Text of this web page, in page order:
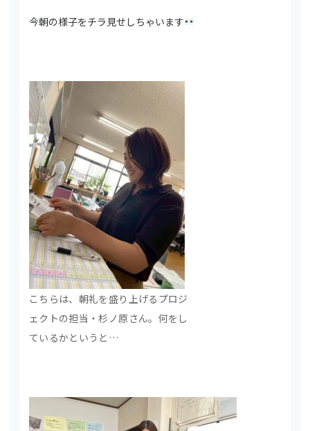
今朝の様子をチラ見せしちゃいます
こちらは、朝礼を盛り上げるプロジ
ェクトの担当・杉ノ原さん。何をし
ているかというと…